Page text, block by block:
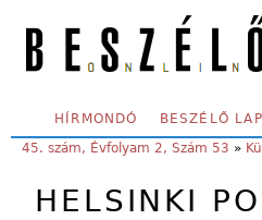
SECONDARY MENU
HÍRMONDÓ BESZÉLŐ
YOU ARE HERE:
45. szám, Évfolyam 2, Szám 53 »
HELSINKI